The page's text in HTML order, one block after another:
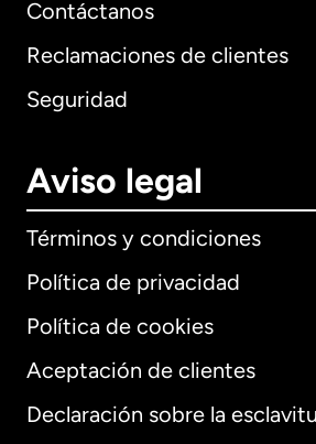
Contáctanos
Reclamaciones de clientes
Seguridad
Aviso legal
Términos y condiciones
Política de privacidad
Política de cookies
Aceptación de clientes
Declaración sobre la
Internacional English